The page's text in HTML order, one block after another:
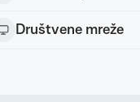
Društvene mreže